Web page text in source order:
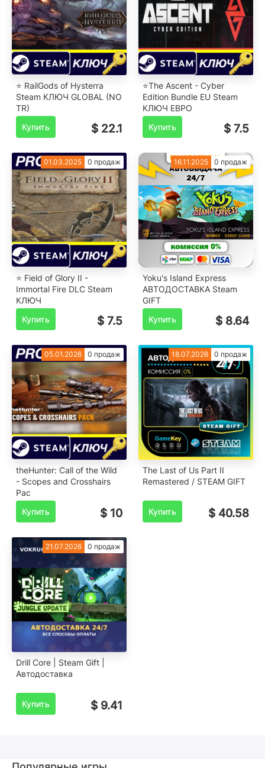
⭐ RailGods of Hysterra
Steam КЛЮЧ GLOBAL (NO
TR)
Купить
$ 22.1
⭐The Ascent - Cyber
Edition Bundle EU Steam
КЛЮЧ ЕВРО
Купить
$ 7.5
01.03.2025 0 продаж
⭐ Field of Glory II -
Immortal Fire DLC Steam
КЛЮЧ
Купить
$ 7.5
16.11.2025 0 продаж
Yoku's Island Express
АВТОДОСТАВКА Steam
GIFT
Купить
$ 8.64
05.01.2026 0 продаж
theHunter: Call of the Wild
- Scopes and Crosshairs
Pac
Купить
$ 10
18.07.2026 0 продаж
The Last of Us Part II
Remastered / STEAM GIFT
Купить $ 40.58
21.07.2026 0 продаж
Drill Core | Steam Gift |
Автодоставка
Купить $ 9.41